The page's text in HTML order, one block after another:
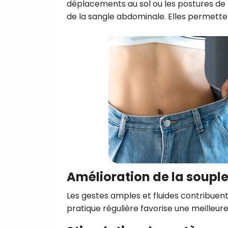
déplacements au sol ou les postures
de la sangle abdominale. Elles
Amélioration de la
Les gestes amples et fluides
pratique régulière favorise une